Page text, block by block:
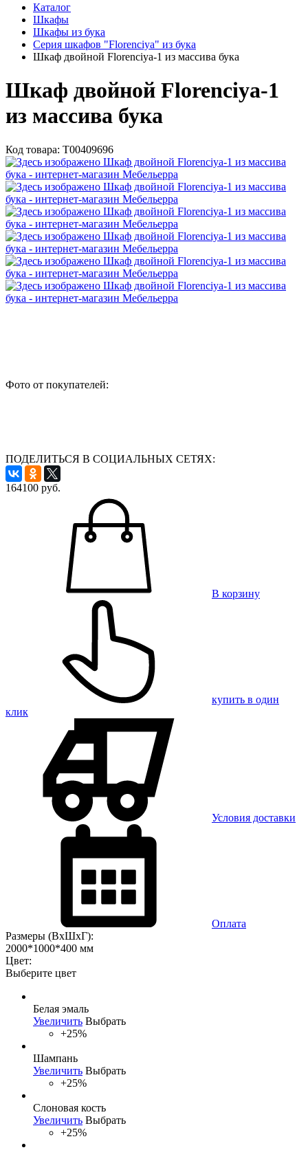
Каталог
Шкафы
Шкафы из бука
Серия шкафов "Florenciya" из бука
Шкаф двойной Florenciya-1 из массива бука
Шкаф двойной Florenciya-1
из массива бука
Код товара: Т00409696
Фото от покупателей:
ПОДЕЛИТЬСЯ В СОЦИАЛЬНЫХ СЕТЯХ:
164100 руб.
В корзину
купить в один
клик
Условия доставки
Оплата
Размеры (ВхШхГ):
2000*1000*400 мм
Цвет:
Выберите цвет
Белая эмаль
Увеличить Выбрать
+25%
Шампань
Увеличить Выбрать
+25%
Слоновая кость
Увеличить Выбрать
+25%